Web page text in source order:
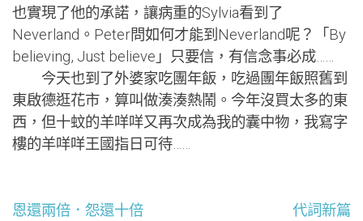
也實現了他的承諾，讓病重的Sylvia看到了
Neverland。Peter問如何才能到Neverland呢？「By
believing, Just believe」只要信，有信念事必成……
今天也到了外婆家吃團年飯，吃過團年飯照舊到
東啟德逛花市，算叫做湊湊熱鬧。今年沒買太多的東
西，但十蚊的羊咩咩又再次成為我的囊中物，我寫字
樓的羊咩咩王國指日可待……
文
恩還兩倍．怨還十倍 代詞新篇